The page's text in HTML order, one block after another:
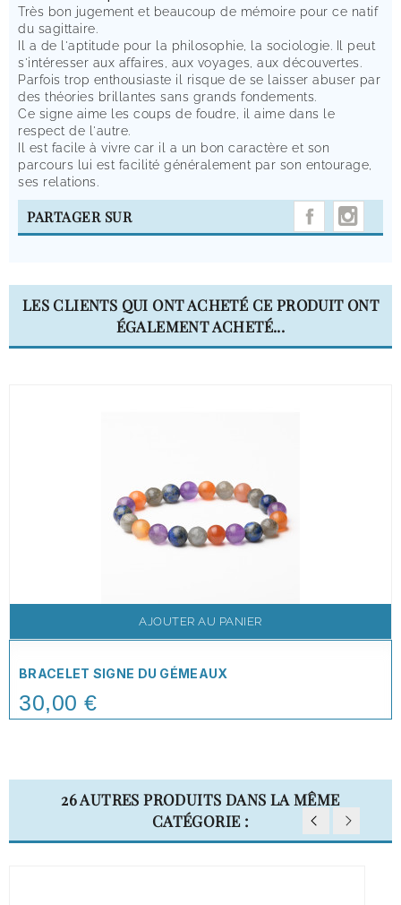
Très bon jugement et beaucoup de mémoire pour ce natif
du sagittaire.
Il a de l'aptitude pour la philosophie, la sociologie. Il peut
s'intéresser aux affaires, aux voyages, aux découvertes.
Parfois trop enthousiaste il risque de se laisser abuser par
des théories brillantes sans grands fondements.
Ce signe aime les coups de foudre, il aime dans le
respect de l'autre.
Il est facile à vivre car il a un bon caractère et son
parcours lui est facilité généralement par son entourage,
ses relations.
PARTAGER SUR
LES CLIENTS QUI ONT ACHETÉ CE PRODUIT ONT
ÉGALEMENT ACHETÉ...
AJOUTER AU PANIER
BRACELET SIGNE DU GÉMEAUX
Price
30,00 €
26 AUTRES PRODUITS DANS LA MÊME
CATÉGORIE :